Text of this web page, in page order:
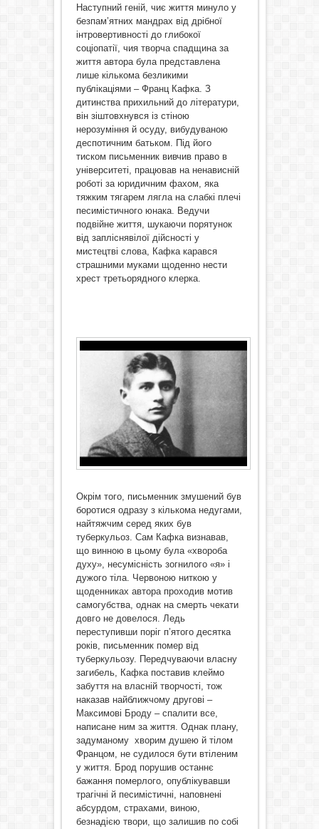
Наступний геній, чиє життя минуло у
безпам’ятних мандрах від дрібної
інтровертивності до глибокої
соціопатії, чия творча спадщина за
життя автора була представлена
лише кількома безликими
публікаціями – Франц Кафка. З
дитинства прихильний до літератури,
він зіштовхнувся із стіною
нерозуміння й осуду, вибудуваною
деспотичним батьком. Під його
тиском письменник вивчив право в
університеті, працював на ненависній
роботі за юридичним фахом, яка
тяжким тягарем лягла на слабкі плечі
песимістичного юнака. Ведучи
подвійне життя, шукаючи порятунок
від запліснявілої дійсності у
мистецтві слова, Кафка карався
страшними муками щоденно нести
хрест третьорядного клерка.
Окрім того, письменник змушений був
боротися одразу з кількома недугами,
найтяжчим серед яких був
туберкульоз. Сам Кафка визнавав,
що винною в цьому була «хвороба
духу», несумісність зогнилого «я» і
дужого тіла. Червоною ниткою у
щоденниках автора проходив мотив
самогубства, однак на смерть чекати
довго не довелося. Ледь
переступивши поріг п’ятого десятка
років, письменник помер від
туберкульозу. Передчуваючи власну
загибель, Кафка поставив клеймо
забуття на власній творчості, тож
наказав найближчому другові –
Максимові Броду – спалити все,
написане ним за життя. Однак плану,
задуманому хворим душею й тілом
Францом, не судилося бути втіленим
у життя. Брод порушив останнє
бажання померлого, опублікувавши
трагічні й песимістичні, наповнені
абсурдом, страхами, виною,
безнадією твори, що залишив по собі